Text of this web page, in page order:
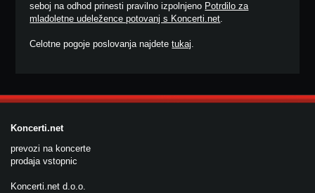
seboj na odhod prinesti pravilno izpolnjeno Potrdilo za
mladoletne udeležence potovanj s Koncerti.net.
Celotne pogoje poslovanja najdetetukaj.
Koncerti.net
prevozi na koncerte
prodaja vstopnic
Koncerti.net d.o.o.